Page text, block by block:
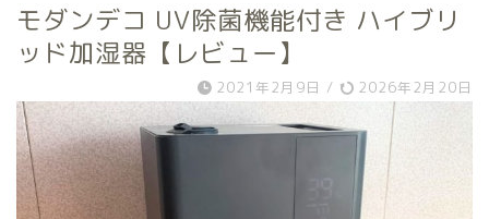
モダンデコ UV除菌機能付き ハイブリ
ッド加湿器【レビュー】
2021年2月9日 / 2026年2月20日